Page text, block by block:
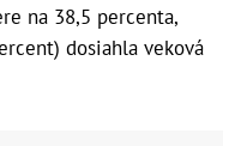
na 38,5 percenta,
dosiahla veková